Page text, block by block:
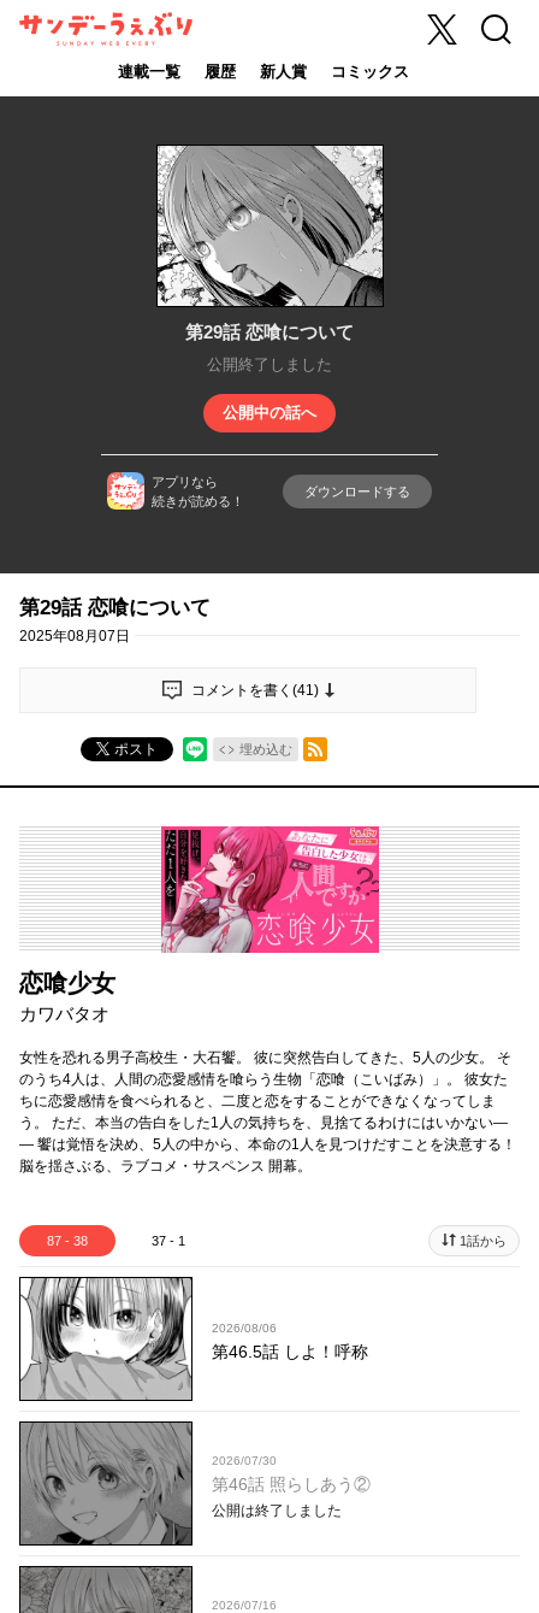
サンデーうぇ
連載一覧 履歴 新人賞 コミックス
X 検索
第29話 恋喰について
公開終了しました
公開中の話へ
アプリなら
続きが読める！
ダウンロードする
第29話 恋喰について
2025年08月07日
コメントを書く(41)
ポスト 埋め込む
RSSフィード
恋喰少女
カワバタオ
女性を恐れる男子高校生・大石饗。 彼に突然告白してきた、5人の少女。 そ
のうち4人は、人間の恋愛感情を喰らう生物「恋喰（こいばみ）」。 彼女た
ちに恋愛感情を食べられると、二度と恋をすることができなくなってしま
う。 ただ、本当の告白をした1人の気持ちを、見捨てるわけにはいかない―
― 饗は覚悟を決め、5人の中から、本命の1人を見つけだすことを決意する！
脳を揺さぶる、ラブコメ・サスペンス 開幕。
87 - 38 37 - 1 1話から
2026/08/06
第46.5話 しよ！呼称
2026/07/30
第46話 照らしあう②
公開は終了しました
2026/07/16